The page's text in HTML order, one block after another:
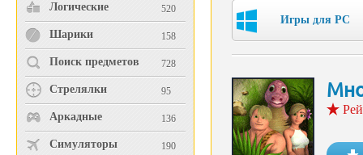
Логические 520
Шарики 158
Поиск предметов 728
Стрелялки 95
Аркадные 136
Симуляторы 190
Игры для PC